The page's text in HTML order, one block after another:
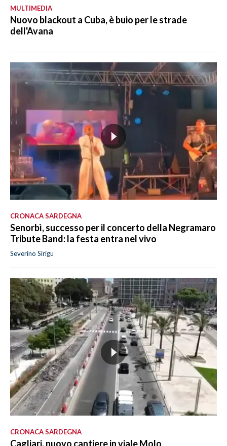
MULTIMEDIA
Nuovo blackout a Cuba, è buio per le strade
dell'Avana
CRONACA SARDEGNA
Senorbì, successo per il concerto della Negramaro
Tribute Band: la festa entra nel vivo
Severino Sirigu
CRONACA SARDEGNA
Cagliari, nuovo cantiere in viale Molo